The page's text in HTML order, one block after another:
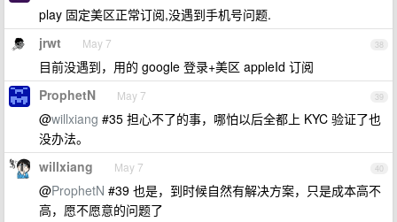
play 固定美区正常订阅,没遇到手机号问题.
38
jrwt May 7
目前没遇到，用的 google 登录+美区 appleId 订阅
39
ProphetN May 7
@willxiang #35 担心不了的事，哪怕以后全都上 KYC 验证了也
没办法。
40
willxiang May 7
@ProphetN #39 也是，到时候自然有解决方案，只是成本高不
高，愿不愿意的问题了